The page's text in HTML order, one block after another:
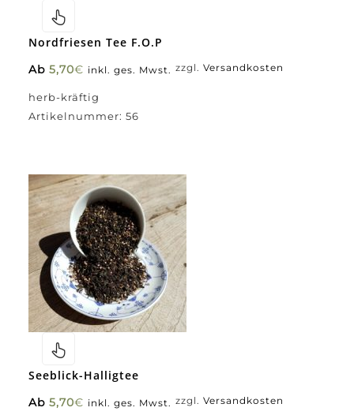
Nordfriesen Tee F.O.P
Ab 5,70€ inkl. ges. Mwst.
herb-kräftig
zzgl. Versandkosten
Artikelnummer: 56
Seeblick-Halligtee
Ab 5,70€ inkl. ges. Mwst. zzgl. Versandkosten